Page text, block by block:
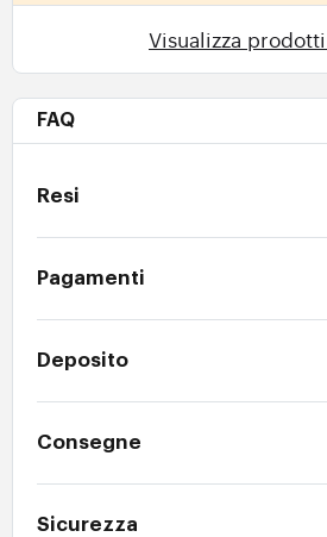
Visualizza
FAQ
Resi
Pagamenti
Deposito
Consegne
Sicurezza